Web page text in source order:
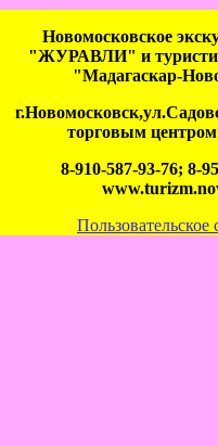
Новомосковское
"ЖУРАВЛИ" и
"Мадагаскар-
торговым
8-910-587-93-76; 8-
Пользовательское